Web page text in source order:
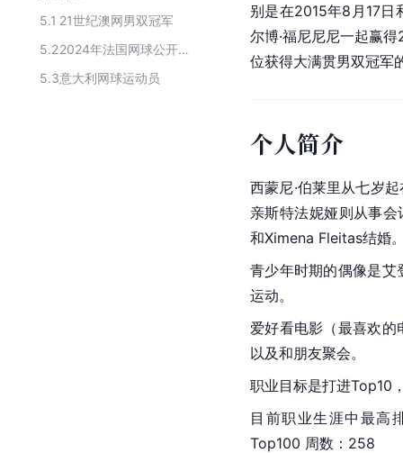
5.1 21世纪澳网男双冠军
5.2
2024年法国网球公开赛男子双打四强
5.3意大利网球运动员
别是在2015年8月17日
尔博·福尼尼尼一起赢
位获得大满贯男双冠军
个人简介
西蒙尼·伯莱里从七岁起
亲斯特法妮娅则从事
和Ximena Fleitas结婚
青少年时期的偶像是艾
运动。
爱好看电影（最喜欢的
以及和朋友聚会。
职业目标是打进Top10
目前职业生涯中最高
Top100 周数：258